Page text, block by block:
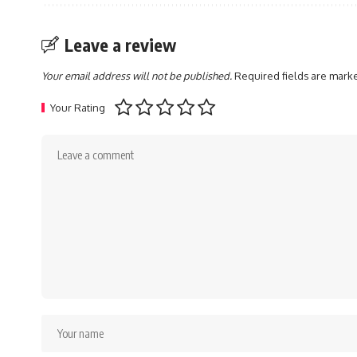
Leave a review
Your email address will not be published.Required fields are
Your Rating